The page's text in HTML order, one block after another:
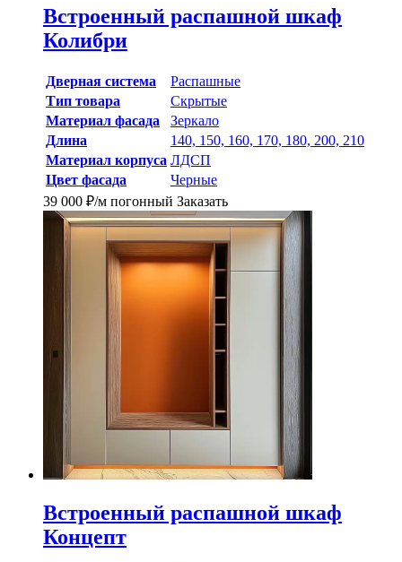
Встроенный распашной шкаф
Колибри
Дверная система
Распашные
Тип товара
Скрытые
Материал фасада
Зеркало
Длина
140, 150, 160, 170, 180, 200, 210
Материал корпуса ЛДСП
Цвет фасада
Черные
39 000 ₽/м погонный Заказать
Встроенный распашной шкаф
Концепт